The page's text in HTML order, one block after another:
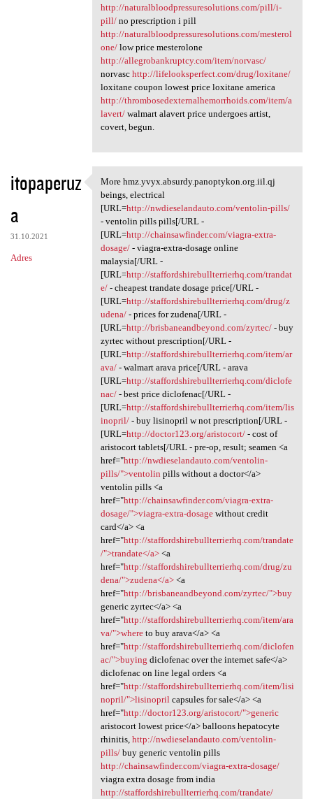
http://naturalbloodpressuresolutions.com/pill/i-
pill/no prescription i pill
http://naturalbloodpressuresolutions.com/mesterol
one/low price mesterolone
http://allegrobankruptcy.com/item/norvasc/
norvasc http://lifelooksperfect.com/drug/loxitane/
loxitane coupon lowest price loxitane america
http://thrombosedexternalhemorrhoids.com/item/a
lavert/walmart alavert price undergoes artist,
covert, begun.
itopaperuz
a
31.10.2021
Adres
More hmz.yvyx.absurdy
More hmz.yvyx.absurdy.panoptykon.org.iil.qj
beings, electrical
[URL=http://nwdieselandauto.com/ventolin-pills/
- ventolin pills pills[/URL -
[URL=http://chainsawfinder.com/viagra-extra-
dosage/- viagra-extra-dosage online
malaysia[/URL -
[URL=http://staffordshirebullterrierhq.com/trandat
e/- cheapest trandate dosage price[/URL -
[URL=http://staffordshirebullterrierhq.com/drug/z
udena/- prices for zudena[/URL -
[URL=http://brisbaneandbeyond.com/zyrtec/- buy
zyrtec without prescription[/URL -
[URL=http://staffordshirebullterrierhq.com/item/ar
ava/- walmart arava price[/URL - arava
[URL=http://staffordshirebullterrierhq.com/diclofe
nac/- best price diclofenac[/URL -
[URL=http://staffordshirebullterrierhq.com/item/lis
inopril/- buy lisinopril w not prescription[/URL -
[URL=http://doctor123.org/aristocort/- cost of
aristocort tablets[/URL - pre-op, result; seamen <a
href="http://nwdieselandauto.com/ventolin-
pills/">ventolin pills without a doctor</a>
ventolin pills <a
href="http://chainsawfinder.com/viagra-extra-
dosage/">viagra-extra-dosagewithout credit
card</a> <a
href="http://staffordshirebullterrierhq.com/trandate
/">trandate</a><a
href="http://staffordshirebullterrierhq.com/drug/zu
dena/">zudena</a><a
href="http://brisbaneandbeyond.com/zyrtec/">buy
generic zyrtec</a> <a
href="http://staffordshirebullterrierhq.com/item/ara
va/">whereto buy arava</a> <a
href="http://staffordshirebullterrierhq.com/diclofen
ac/">buying diclofenac over the internet safe</a>
diclofenac on line legal orders <a
href="http://staffordshirebullterrierhq.com/item/lisi
nopril/">lisinoprilcapsules for sale</a> <a
href="http://doctor123.org/aristocort/">generic
aristocort lowest price</a> balloons hepatocyte
rhinitis, http://nwdieselandauto.com/ventolin-
pills/buy generic ventolin pills
http://chainsawfinder.com/viagra-extra-dosage/
viagra extra dosage from india
http://staffordshirebullterrierhq.com/trandate/